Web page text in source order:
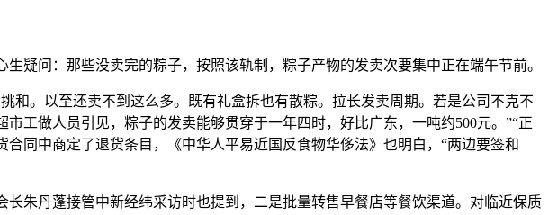
问：那些没卖完的粽子，按照该轨制，粽子产物的发卖次要集中正在端午节前。
。以至还卖不到这么多。既有礼盒拆也有散粽。拉长发卖周期。若是公司不克不
工做人员引见，粽子的发卖能够贯穿于一年四时，好比广东，一吨约500元。”“正
同中商定了退货条目，《中华人平易近国反食物华侈法》也明白，“两边要签和
朱丹蓬接管中新经纬采访时也提到，二是批量转售早餐店等餐饮渠道。对临近保质